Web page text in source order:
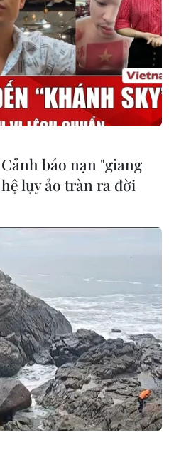
MỤC
tiến độ
điểm
báo nạn "giang
lụy ảo tràn ra đời